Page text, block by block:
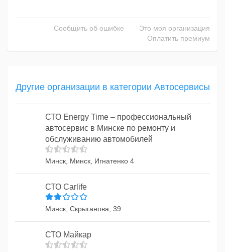
Сообщить об ошибке
Это моя организация
Оплатить премиум
Другие организации в категории Автосервисы
СТО Energy Time – профессиональный
автосервис в Минске по ремонту и
обслуживанию автомобилей
Минск, Минск, Игнатенко 4
СТО Carlife
Минск, Скрыганова, 39
СТО Майкар